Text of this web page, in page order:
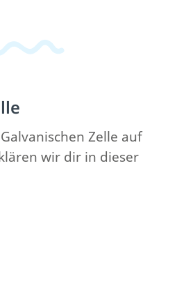
Zelle auf
wir dir in dieser